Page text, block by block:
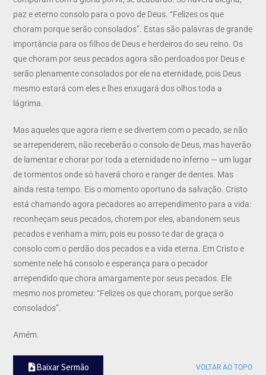
paz e eterno consolo para o povo de Deus. “Felizes os que
choram porque serão consolados”. Estas são palavras de grande
importância para os filhos de Deus e herdeiros do seu reino. Os
que choram por seus pecados agora são perdoados por Deus e
serão plenamente consolados por ele na eternidade, pois Deus
mesmo estará com eles e lhes enxugará dos olhos toda a
lágrima.
Mas aqueles que agora riem e se divertem com o pecado, se não
se arrependerem, não receberão o consolo de Deus, mas haverão
de lamentar e chorar por toda a eternidade no inferno — um lugar
de tormentos onde só haverá choro e ranger de dentes. Mas
ainda resta tempo. Eis o momento oportuno da salvação. Cristo
está chamando agora pecadores ao arrependimento para a vida:
reconheçam seus pecados, chorem por eles, abandonem seus
pecados e venham a mim, pois eu posso te dar de graça o
consolo com o perdão dos pecados e a vida eterna. Em Cristo e
somente nele há consolo e esperança para o pecador
arrependido que chora amargamente por seus pecados. Ele
mesmo nos prometeu: “Felizes os que choram, porque serão
consolados”.
Amém.
Baixar Sermão VOLTAR AO TOPO